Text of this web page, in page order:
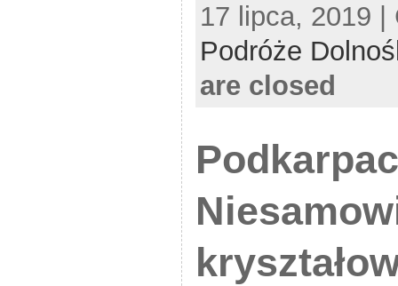
17 lipca, 2019
Podróże
are closed